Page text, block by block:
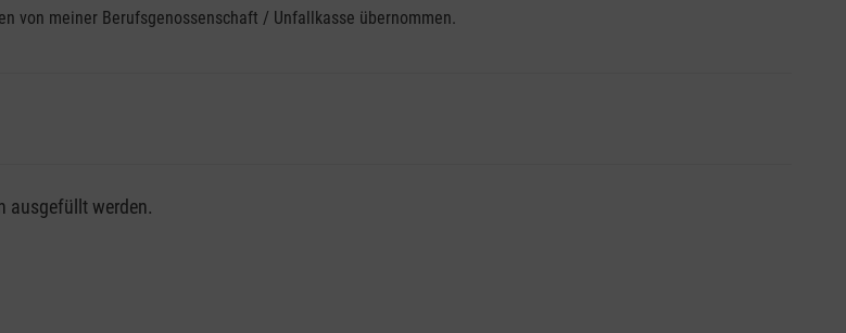
von meiner Berufsgenossenschaft / Unfallkasse übernommen.
/ Unfallkasse nutzen, beachten Sie bitte, dass die Abrechnungsunterlagen spätestens zu Kursbeginn
als Selbstzahler.
ausgefüllt werden.